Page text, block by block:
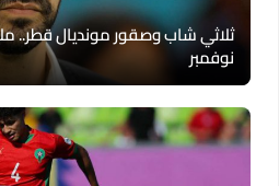
ثلاثي شاب وصقور مونديال قطر..
نوفمبر